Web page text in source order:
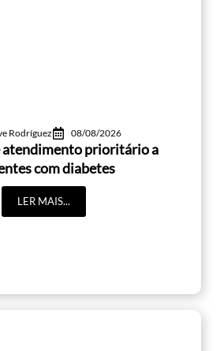
Rodríguez 08/08/2026
atendimento prioritário a
com diabetes
LER MAIS...